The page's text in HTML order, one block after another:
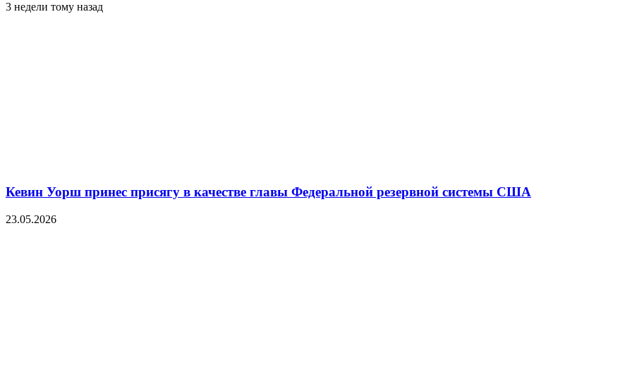
3 недели тому назад
Кевин Уорш принес присягу в качестве главы Федеральной резервной системы США
23.05.2026